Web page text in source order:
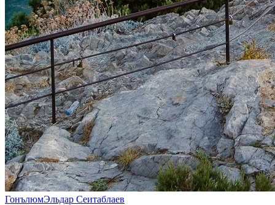
ГонълюмЭльдар Сеитаблаев